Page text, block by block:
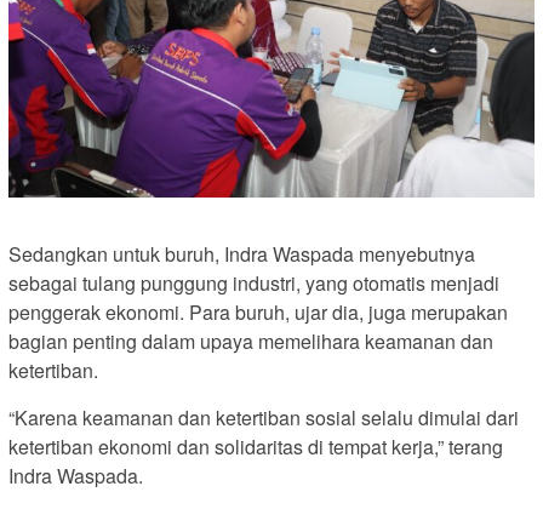
Sedangkan untuk buruh, Indra Waspada menyebutnya
sebagai tulang punggung industri, yang otomatis menjadi
penggerak ekonomi. Para buruh, ujar dia, juga merupakan
bagian penting dalam upaya memelihara keamanan dan
ketertiban.
“Karena keamanan dan ketertiban sosial selalu dimulai dari
ketertiban ekonomi dan solidaritas di tempat kerja,” terang
Indra Waspada.